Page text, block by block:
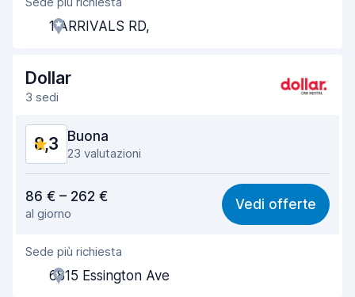
Gentilezza degli agenti
Rapidità del ritiro
Rapidità della riconsegna
Condizioni dell'auto
1 ARRIVALS RD,
Dollar
3 sedi
8,3 Buona
23 valutazioni
7,8
Facile da trovare 8,7
Gentilezza degli agenti
Rapidità del ritiro
86 € – 262 €
al giorno
Vedi offerte
Sede più richiesta
6815 Essington Ave